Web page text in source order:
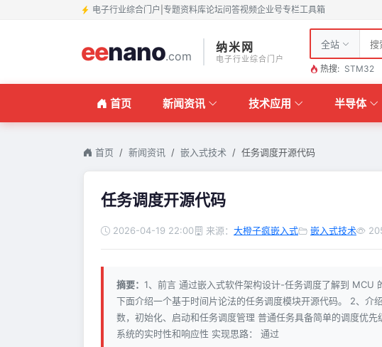
电子行业综合门户 专题资料库论坛问答视频企业号专栏工具箱
eenano.com
纳米网
电子行业综合门户
全站
热搜: STM32
首页 新闻资讯 技术应用 半导体
首页 新闻资讯 嵌入式技术 任务调度开源代码
任务调度开源代码
2026-04-19 22:00 来源： 大橙子疯嵌入式 嵌入式技术
摘要： 1、前言 通过嵌入式软件架构设计-任务调度了解到 MCU
下面介绍一个基于时间片论法的任务调度模块开源代码。 2、介
数，初始化、启动和任务调度管理 普通任务具备简单的调度优
系统的实时性和响应性 实现思路： 通过